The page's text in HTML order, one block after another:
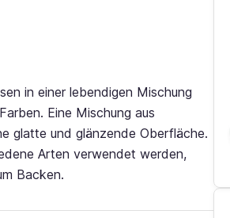
in einer lebendigen Mischung
Eine Mischung aus
glatte und glänzende Oberfläche.
Arten verwendet werden,
Backen.